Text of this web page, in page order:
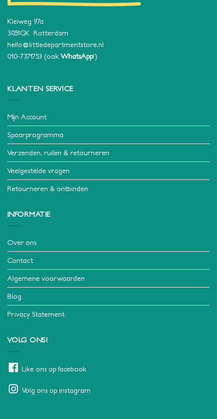
Kleiweg 97a
3051GK Rotterdam
hello@littledepartmentstore.nl
010-7371753 (ook WhatsApp!)
KLANTEN SERVICE
Mijn Account
Spaarprogramma
Verzenden, ruilen & retourneren
Veelgestelde vragen
Retourneren & ontbinden
INFORMATIE
Over ons
Contact
Algemene voorwaarden
Blog
Privacy Statement
VOLG ONS!
Like ons op facebook
Volg ons op instagram